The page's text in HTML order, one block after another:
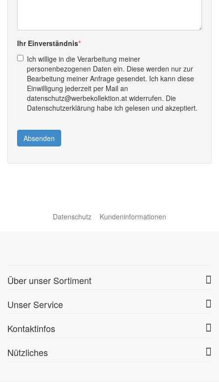
Ihr Einverständnis
Ich willige in die Verarbeitung meiner
personenbezogenen Daten ein. Diese werden nur zur
Bearbeitung meiner Anfrage gesendet. Ich kann diese
Einwilligung jederzeit per Mail an
datenschutz@werbekollektion.at widerrufen. Die
Datenschutzerklärung habe ich gelesen und akzeptiert.
Absenden
Datenschutz Kundeninformationen
Über unser Sortiment
Unser Service
Kontaktinfos
Nützliches